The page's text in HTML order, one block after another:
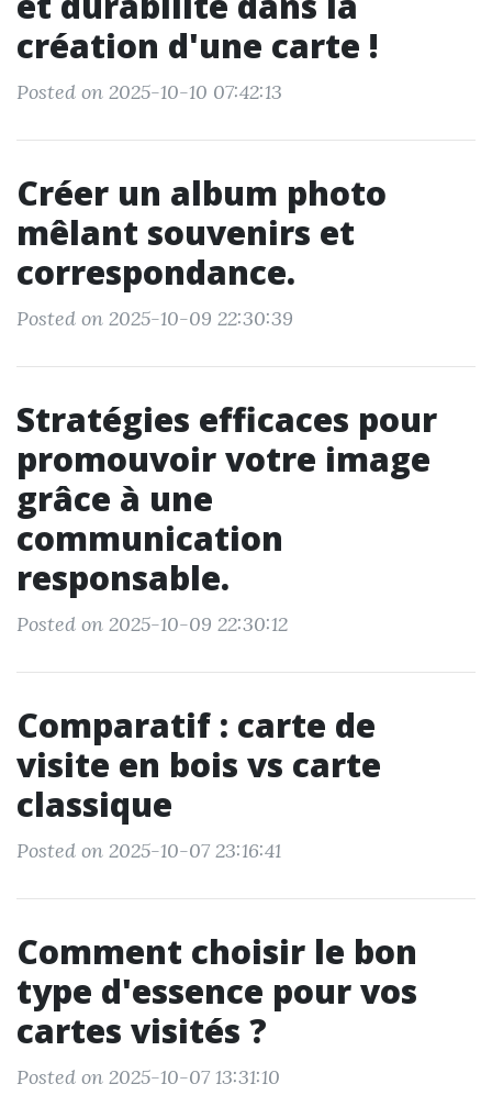
création d'une carte !
Posted on 2025-10-10 07:42:13
Créer un album photo
mêlant souvenirs et
correspondance.
Posted on 2025-10-09 22:30:39
Stratégies efficaces pour
promouvoir votre image
grâce à une
communication
responsable.
Posted on 2025-10-09 22:30:12
Comparatif : carte de
visite en bois vs carte
classique
Posted on 2025-10-07 23:16:41
Comment choisir le bon
type d'essence pour vos
cartes visités ?
Posted on 2025-10-07 13:31:10